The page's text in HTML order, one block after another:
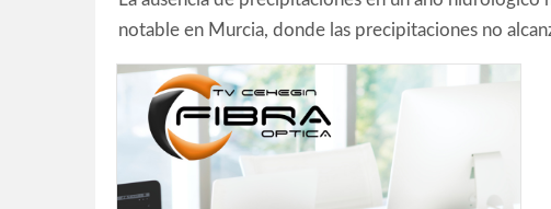
notable en Murcia, donde las precipitaciones no